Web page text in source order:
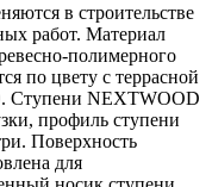
в строительстве
работ. Материал
полимерного
по цвету с террасной
Ступени NEXTWOOD
профиль ступени
Поверхность
для